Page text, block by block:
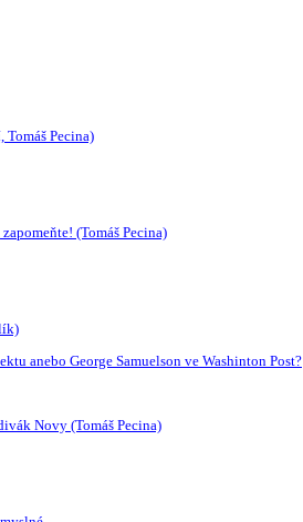
Pecina)
(Tomáš Pecina)
anebo George Samuelson ve Washinton Post?
Novy (Tomáš Pecina)